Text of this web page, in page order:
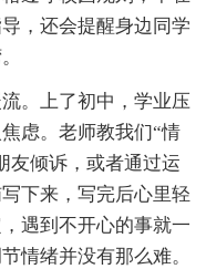
，还会提醒身边同学
。上了初中，学业压
虑。老师教我们“情
友倾诉，或者通过运
下来，写完后心里轻
遇到不开心的事就一
情绪并没有那么难。